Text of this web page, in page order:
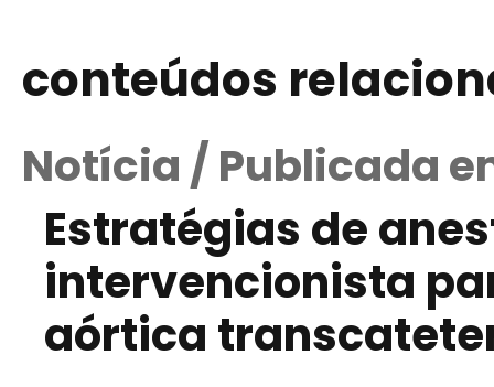
conteúdos
Notícia / Publicada
Estratégias de
intervencionista
aórtica